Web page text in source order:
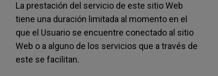
La prestación del servicio de este sitio Web
tiene una duración limitada al momento en el
que el Usuario se encuentre conectado al sitio
Web o a alguno de los servicios que a través de
este se facilitan.